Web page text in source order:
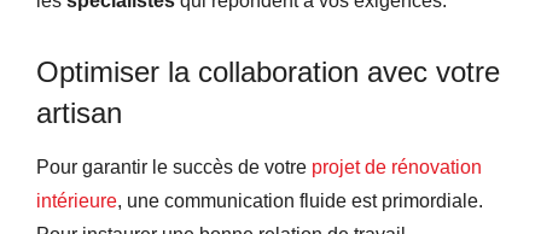
Optimiser la collaboration avec votre
artisan
Pour garantir le succès de votre projet de rénovation
intérieure, une communication fluide est primordiale.